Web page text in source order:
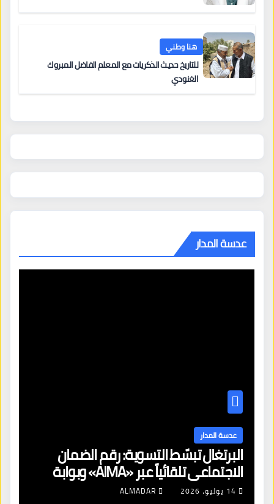
هنا وطني
للتاريخ حديث الذكريات مع المعلم الفاضل المبروك
الغنودي
عدسة المدار
عدسة المدار
البرتغال تبسّط التسوية: رقم الضمان
الاجتماعي تلقائياً عبر «AIMA» وبوابة
جديدة لتجديد الإقامات
14 يوليو، 2026 ALMADAR